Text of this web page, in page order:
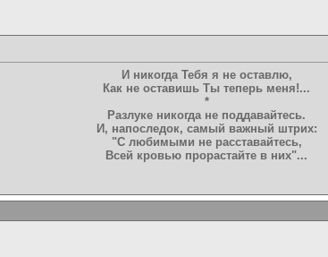
И никогда Тебя я не оставлю,
Как не оставишь Ты теперь меня!...
*
Разлуке никогда не поддавайтесь.
И, напоследок, самый важный штрих:
"С любимыми не расставайтесь,
Всей кровью прорастайте в них"...